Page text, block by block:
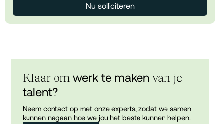
Nu solliciteren
Klaar om werk te makenvan je
talent?
Neem contact op met onze experts, zodat we samen
kunnen nagaan hoe we jou het beste kunnen helpen.